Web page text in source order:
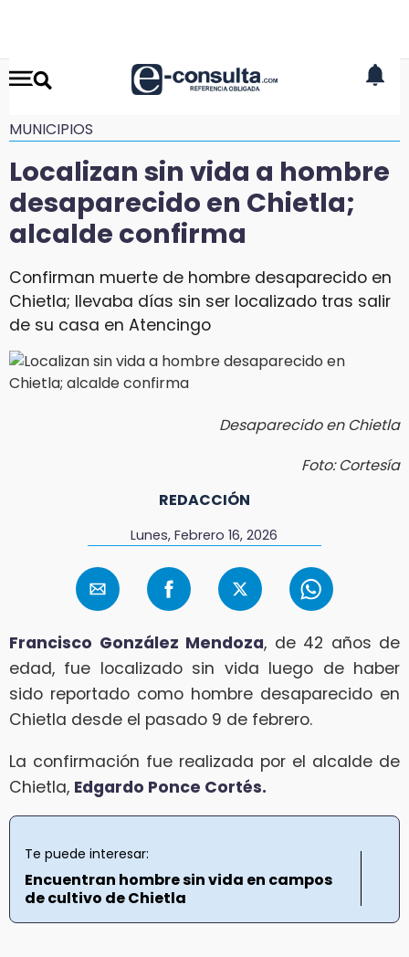
MUNICIPIOS
Localizan sin vida a hombre
desaparecido en Chietla;
alcalde confirma
Confirman muerte de hombre desaparecido en
Chietla; llevaba días sin ser localizado tras salir
de su casa en Atencingo
Desaparecido en Chietla
Foto: Cortesía
REDACCIÓN
Lunes, Febrero 16, 2026
Francisco González Mendoza, de 42 años de
edad, fue localizado sin vida luego de haber
sido reportado como hombre desaparecido en
Chietla desde el pasado 9 de febrero.
La confirmación fue realizada por el alcalde de
Chietla, Edgardo Ponce Cortés.
Te puede interesar:
Encuentran hombre sin vida en campos
de cultivo de Chietla